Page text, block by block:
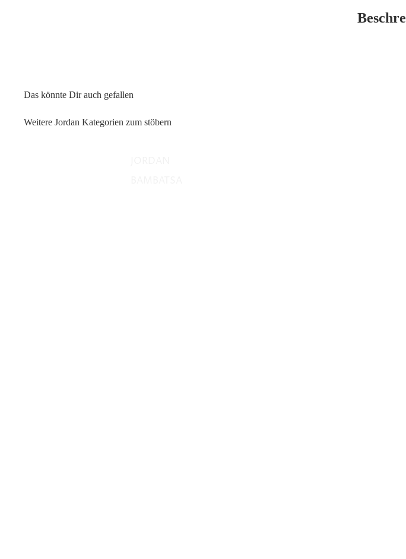
Das könnte Dir auch gefallen
Weitere Jordan Kategorien zum stöbern